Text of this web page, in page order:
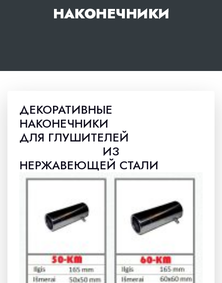
НАКОНЕЧНИКИ
ДЕКОРАТИВНЫЕ
НАКОНЕЧНИКИ
ДЛЯ ГЛУШИТЕЛЕЙ
ИЗ
НЕРЖАВЕЮЩЕЙ СТАЛИ